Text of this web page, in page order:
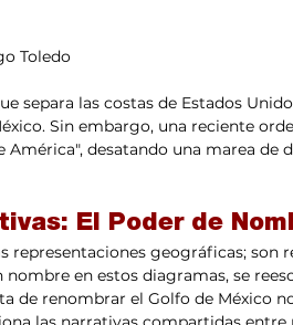
Toledo
separa las costas de Estados
Sin embargo, una reciente
América", desatando una marea de
El Poder de
representaciones geográficas;
en estos diagramas, se
de renombrar el Golfo de México